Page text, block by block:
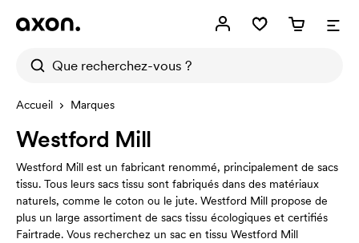
Accueil Marques
Westford Mill
Westford Mill est un fabricant renommé, principalement de sacs
tissu. Tous leurs sacs tissu sont fabriqués dans des matériaux
naturels, comme le coton ou le jute. Westford Mill propose de
plus un large assortiment de sacs tissu écologiques et certifiés
Fairtrade. Vous recherchez un sac en tissu Westford Mill